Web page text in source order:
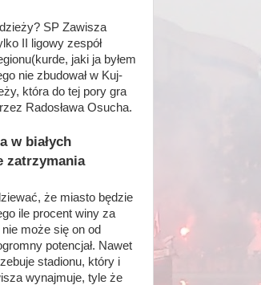
SP Zawisza
II ligowy zespół
jaki ja byłem
nie zbudował w Kuj-
która do tej pory gra
Radosława Osucha.
w białych
zatrzymania
że miasto będzie
ile procent winy za
może się on od
potencjał. Nawet
stadionu, który i
wynajmuje, tyle że